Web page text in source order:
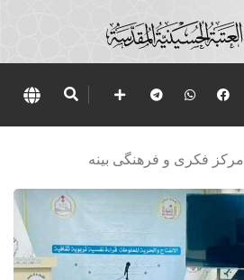
مرکز فکری و فرهنگی بینه